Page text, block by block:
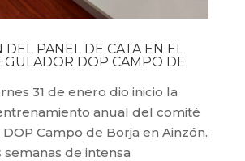
PANEL DE CATA EN EL
DOP CAMPO DE
31 de enero dio inicio la
anual del comité
Campo de Borja en Ainzón.
semanas de intensa